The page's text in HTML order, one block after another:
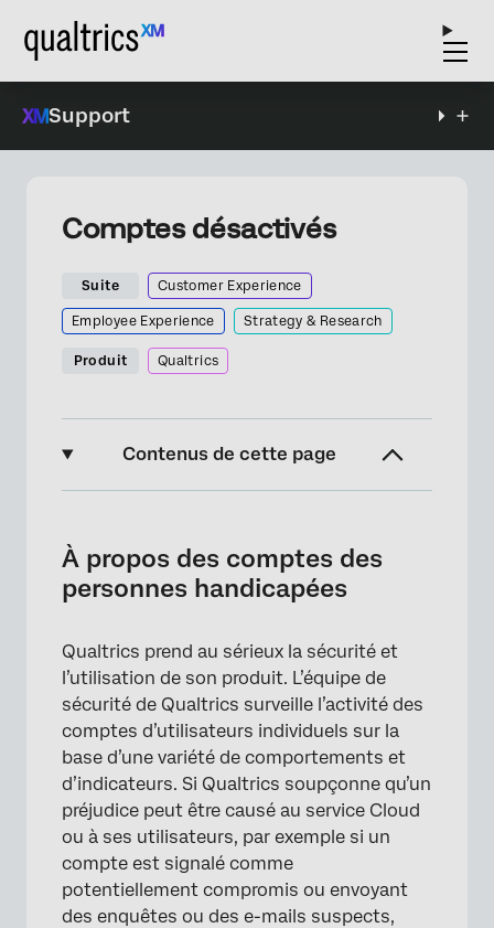
Support
Comptes désactivés
Suite Customer Experience
Employee Experience Strategy & Research
Produit Qualtrics
Contenus de cette page
Le processus de désactivation des comptes
compte ?
Récupération de votre compte
Enquêter sur les abus
Améliorer la sécurité des comptes
Instances désactivées
FAQs
À propos des comptes des
personnes handicapées
Qualtrics prend au sérieux la sécurité et
l’utilisation de son produit. L’équipe de
sécurité de Qualtrics surveille l’activité des
comptes d’utilisateurs individuels sur la
base d’une variété de comportements et
d’indicateurs. Si Qualtrics soupçonne qu’un
préjudice peut être causé au service Cloud
ou à ses utilisateurs, par exemple si un
compte est signalé comme
potentiellement compromis ou envoyant
des enquêtes ou des e-mails suspects,